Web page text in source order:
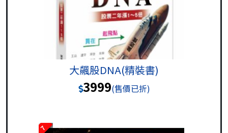
大飆股DNA(精裝書)
3999(售價已折)
7